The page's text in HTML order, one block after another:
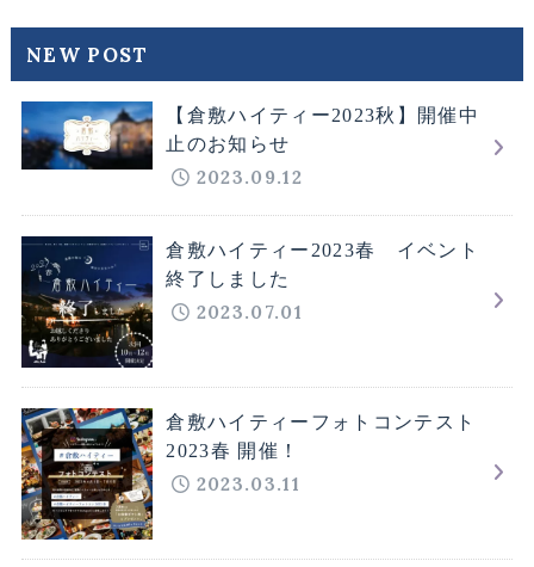
NEW POST
【倉敷ハイティー2023秋】開催中
止のお知らせ
2023.09.12
倉敷ハイティー2023春 イベント
終了しました
2023.07.01
倉敷ハイティーフォトコンテスト
2023春 開催！
2023.03.11